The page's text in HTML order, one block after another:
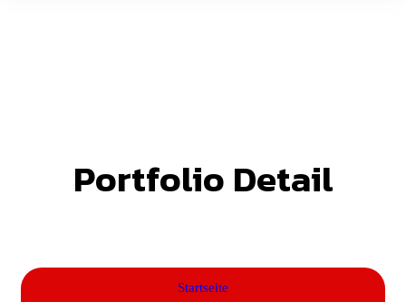
Portfolio Detail
Startseite